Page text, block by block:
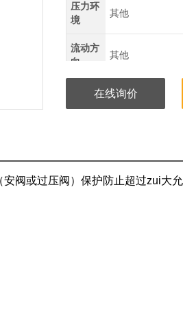
压力环
境
其他
流动方
向
其他
在线询价
阀或过压阀）保护防止超过zui大